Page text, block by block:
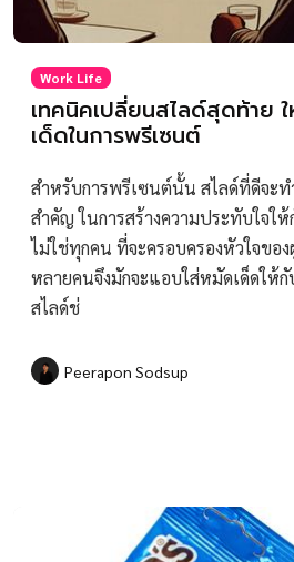
Work Life
เทคนิคเปลี่ยนสไลด์สุดท้าย
เด็ดในการพรีเซนต์
สำหรับการพรีเซนต์นั้น สไลด์ที่ดีจะ
สำคัญ ในการสร้างความประทับใจใ
ไม่ใช่ทุกคน ที่จะครอบครองหัวใจขอ
หลายคนจึงมักจะแอบใส่หมัดเด็ดให้กั
สไลด์ช่
Peerapon Sodsup